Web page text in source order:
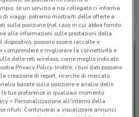
2.5 km
Maury's
Scade il 14/08 2.8 km
se un servizio a noi collegato ci informa
di viaggi, potremo mostrarti delle offerte a
sulla posizione (nel caso in cui abbia fornito
alle informazioni sulle prestazioni della
possono essere raccolte e
comprendere e migliorare la connettività e
delle reti wireless, come meglio indicato
Privacy Policy. Inoltre, i tuoi dati possono
creazione di report, ricerche di mercato,
basate sulla posizione e analisi delle
tue preferenze in qualsiasi momento
> Personalizzazione all'interno della
rifiuti: Continuerai a visualizzare annunci